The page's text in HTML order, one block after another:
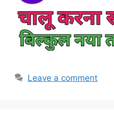
Leave a comment